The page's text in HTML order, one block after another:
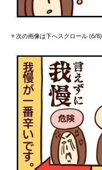
▼次の画像は下へスクロール (6/8)